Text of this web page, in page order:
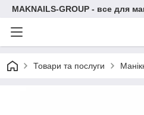
MAKNAILS-GROUP - все для
Товари та послуги